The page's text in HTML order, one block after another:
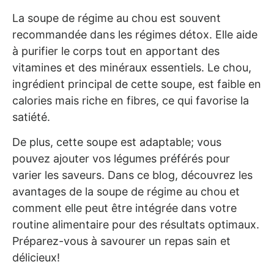
La soupe de régime au chou est souvent
recommandée dans les régimes détox. Elle aide
à purifier le corps tout en apportant des
vitamines et des minéraux essentiels. Le chou,
ingrédient principal de cette soupe, est faible en
calories mais riche en fibres, ce qui favorise la
satiété.
De plus, cette soupe est adaptable; vous
pouvez ajouter vos légumes préférés pour
varier les saveurs. Dans ce blog, découvrez les
avantages de la soupe de régime au chou et
comment elle peut être intégrée dans votre
routine alimentaire pour des résultats optimaux.
Préparez-vous à savourer un repas sain et
délicieux!